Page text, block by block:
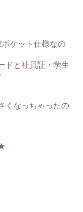
ケット仕様なの
ドと社員証・学生
くなっちゃったの